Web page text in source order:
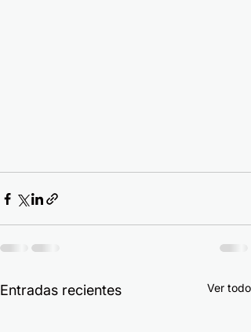
Entradas recientes Ver todo